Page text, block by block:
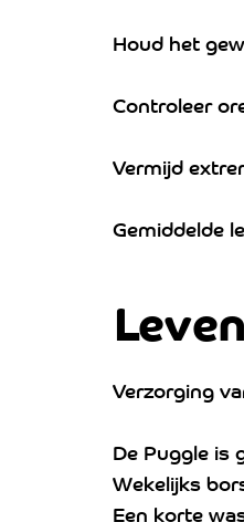
Houd het
Controleer
Vermijd
Gemiddelde
Verzorging
De Puggle is
Wekelijks
Een korte